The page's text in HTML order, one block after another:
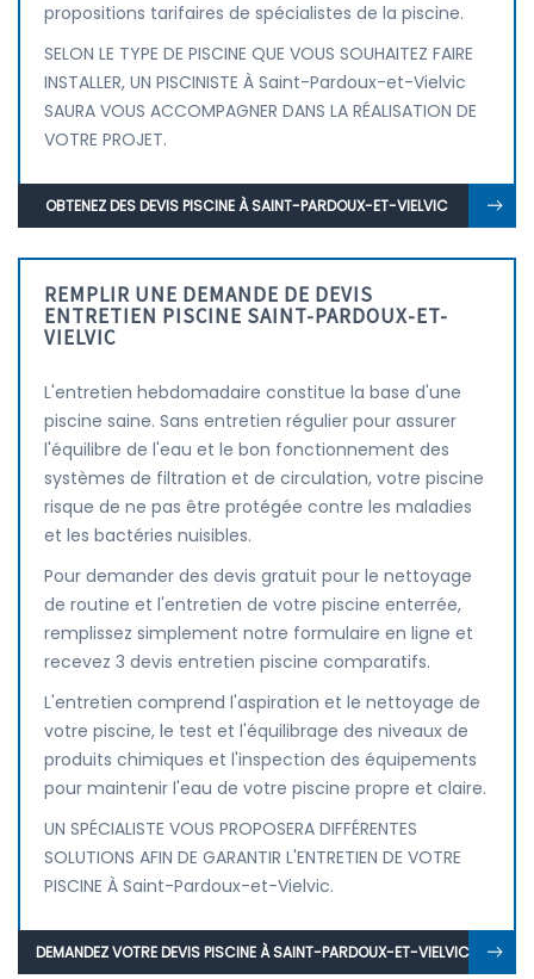
propositions tarifaires de spécialistes de la piscine.
SELON LE TYPE DE PISCINE QUE VOUS SOUHAITEZ FAIRE
INSTALLER, UN PISCINISTE À Saint-Pardoux-et-Vielvic
SAURA VOUS ACCOMPAGNER DANS LA RÉALISATION DE
VOTRE PROJET.
OBTENEZ DES DEVIS PISCINE À SAINT-PARDOUX-ET-VIELVIC
REMPLIR UNE DEMANDE DE DEVIS
ENTRETIEN PISCINE SAINT-PARDOUX-ET-
VIELVIC
L'entretien hebdomadaire constitue la base d'une
piscine saine. Sans entretien régulier pour assurer
l'équilibre de l'eau et le bon fonctionnement des
systèmes de filtration et de circulation, votre piscine
risque de ne pas être protégée contre les maladies
et les bactéries nuisibles.
Pour demander des devis gratuit pour le nettoyage
de routine et l'entretien de votre piscine enterrée,
remplissez simplement notre formulaire en ligne et
recevez 3 devis entretien piscine comparatifs.
L'entretien comprend l'aspiration et le nettoyage de
votre piscine, le test et l'équilibrage des niveaux de
produits chimiques et l'inspection des équipements
pour maintenir l'eau de votre piscine propre et claire.
UN SPÉCIALISTE VOUS PROPOSERA DIFFÉRENTES
SOLUTIONS AFIN DE GARANTIR L'ENTRETIEN DE VOTRE
PISCINE À Saint-Pardoux-et-Vielvic.
DEMANDEZ VOTRE DEVIS PISCINE À SAINT-PARDOUX-ET-VIELVIC